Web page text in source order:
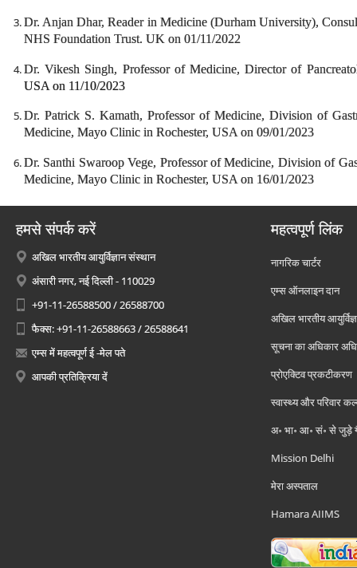
Dr. Anjan Dhar, Reader in Medicine (Durham University),
NHS Foundation Trust. UK on 01/11/2022
Dr. Vikesh Singh, Professor of Medicine, Director of
USA on 11/10/2023
Dr. Patrick S. Kamath, Professor of Medicine, Division of
Medicine, Mayo Clinic in Rochester, USA on 09/01/2023
Dr. Santhi Swaroop Vege, Professor of Medicine, Division of
Medicine, Mayo Clinic in Rochester, USA on 16/01/2023
हमसे संपर्क करें
अखिल भारतीय आयुर्विज्ञान संस्थान
अंसारी नगर, नई दिल्ली - 110029
+91-11-26588500 / 26588700
फैक्स: +91-11-26588663 / 26588641
एम्स में महत्वपूर्ण ई -मेल पते
आपकी प्रतिक्रिया दें
महत्वपूर्ण लिंक
नागरिक चार्टर
एम्स ऑनलाइन दान
अखिल भारतीय
सूचना का अधिकार
प्रोएक्टिव प्रकटीकरण
स्वास्थ्य और परिवार
अ॰ भा॰ आ॰ सं॰ से जुड़े
Mission Delhi
मेरा अस्पताल
Hamara AIIMS